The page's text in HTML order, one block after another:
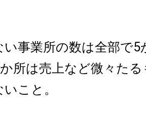
い事業所の数は全部で5
所は売上など微々た
こと。